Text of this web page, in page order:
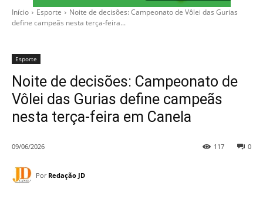
Início Esporte
Noite de decisões: Campeonato de Vôlei das Gurias
define campeãs nesta terça-feira...
Esporte
Noite de decisões: Campeonato de
Vôlei das Gurias define campeãs
nesta terça-feira em Canela
09/06/2026 0
117
Por Redação JD